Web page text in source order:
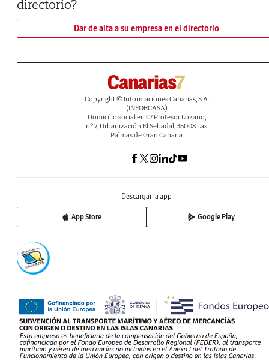
directorio?
Dar de alta a su empresa en el directorio
Copyright © Informaciones Canarias, S.A.
(INFORCASA)
Domicilio social en C/ Profesor Lozano,
nº 7, Urbanización El Sebadal, 35008 Las
Palmas de Gran Canaria
Descargar la app
App Store Google Play